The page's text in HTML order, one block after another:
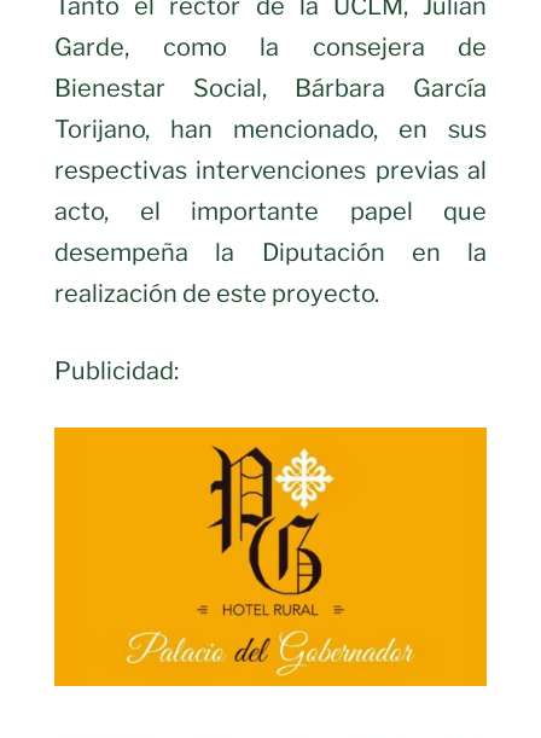
Tanto el rector de la UCLM, Julián
Garde, como la consejera de
Bienestar Social, Bárbara García
Torijano, han mencionado, en sus
respectivas intervenciones previas al
acto, el importante papel que
desempeña la Diputación en la
realización de este proyecto.
Publicidad: